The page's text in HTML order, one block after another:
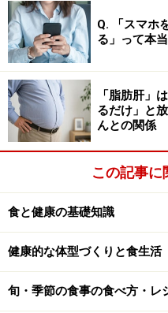
私も甘酒は、寒い冬に飲
っていました。ところが
み物として売られてい
Q. 「スマホ
る」って本
「脂肪肝」
るだけ」と
んとの関係
この記事に
食と健康の基礎知識
健康的な体型づくりと食生活
旬・季節の食事の食べ方・レ